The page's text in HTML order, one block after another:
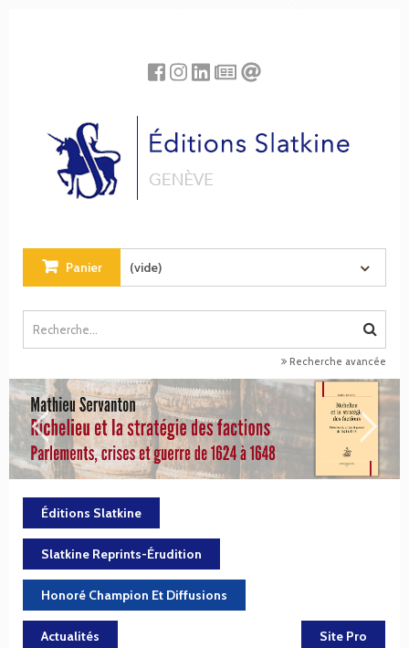
Panier (vide)
Recherche avancée
Éditions Slatkine
Slatkine Reprints-Érudition
Honoré Champion Et Diffusions
Actualités Site Pro